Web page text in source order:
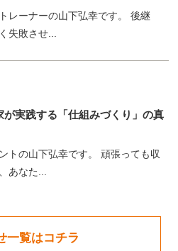
レーナーの山下弘幸です。 後継
失敗させ...
実践する「仕組みづくり」の真
トの山下弘幸です。 頑張っても収
あなた...
一覧はコチラ